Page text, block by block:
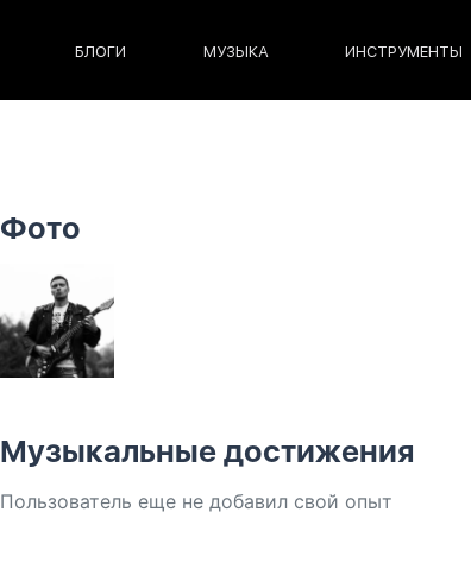
БЛОГИ МУЗЫКА ИНСТРУМЕНТЫ
Фото
Музыкальные достижения
Пользователь еще не добавил свой опыт